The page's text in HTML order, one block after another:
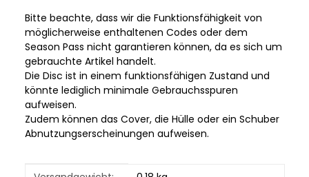
Bitte beachte, dass wir die Funktionsfähigkeit von
möglicherweise enthaltenen Codes oder dem
Season Pass nicht garantieren können, da es sich um
gebrauchte Artikel handelt.
Die Disc ist in einem funktionsfähigen Zustand und
könnte lediglich minimale Gebrauchsspuren
aufweisen.
Zudem können das Cover, die Hülle oder ein Schuber
Abnutzungserscheinungen aufweisen.